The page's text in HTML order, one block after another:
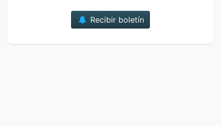
Recibir boletín